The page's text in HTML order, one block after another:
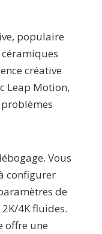
populaire
créative
Leap Motion,
Vous
configurer
de
4K fluides.
offre une